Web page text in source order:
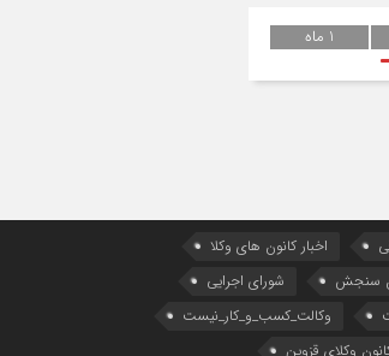
1 ماه
اخبار کانون های وکلا
سنجش
شورای اجرایی
وکالت_کسب_و_کار_نیست
وکلای قزوین